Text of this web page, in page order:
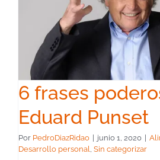
6 frases
Eduard Punset
Por PedroDiazRidao junio 1, 2020
Desarrollo personal
Sin categorizar